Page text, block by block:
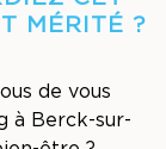
MÉRITÉ ?
de vous
à Berck-sur-